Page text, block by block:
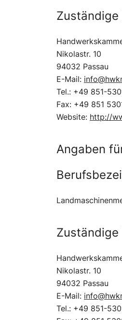
Nikolastr. 10
94032 Passau
E-Mail:
Tel.: +49 851-
Fax: +49 851
Website: http://
Angaben
Nikolastr. 10
94032 Passau
E-Mail:
Tel.: +49 851-